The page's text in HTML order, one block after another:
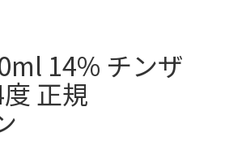
14% チンザ
正規